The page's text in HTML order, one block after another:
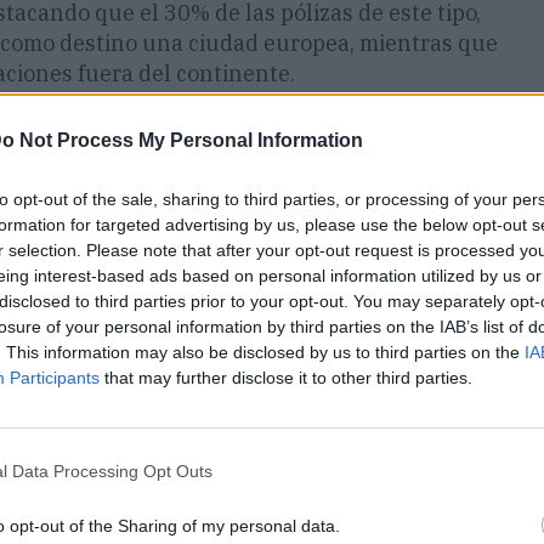
Not Process My Personal Information
opt-out of the sale, sharing to third parties, or processing of your
for targeted advertising by us, please use the below opt-out
selection. Please note that after your opt-out request is processed
interest-based ads based on personal information utilized by us
to third parties prior to your opt-out. You may separately
of your personal information by third parties on the IAB’s list of
This information may also be disclosed by us to third parties on the
Participants that may further disclose it to other third parties.
Data Processing Opt Outs
opt-out of the Sharing of my personal data.
que el 30% de las pólizas de este tipo,
destino una ciudad europea, mientras que
fuera del continente.
datos obtenidos durante el último mes del
en 2019. Sin embargo, la tendencia de
al alza. Las personas quieren seguir
riesgos.
comparación con diciembre de 2019, Allianz
la contratación de seguros de viaje durante
que también se ve reflejado al comparar el
un 37% más de ventas de este tipo de
la recuperación del sector del Turismo
de los niveles previos a la Covid-19. En este
publicado por la OMT (Organización